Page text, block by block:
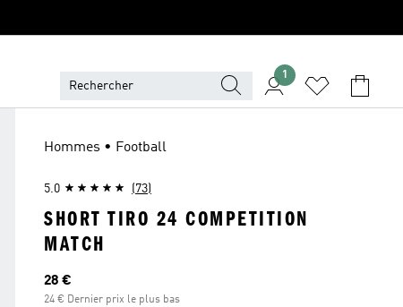
1
Hommes • Football
5.0 (73)
SHORT TIRO 24 COMPETITION
MATCH
Prix actuel
28 €
24 € Dernier prix le plus bas